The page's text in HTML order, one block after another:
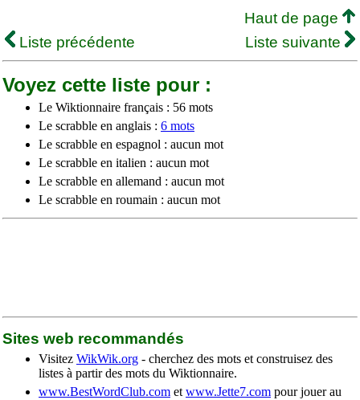
Haut de page
Liste précédente
Liste suivante
Voyez cette liste pour :
Le Wiktionnaire français : 56 mots
Le scrabble en anglais : 6 mots
Le scrabble en espagnol : aucun mot
Le scrabble en italien : aucun mot
Le scrabble en allemand : aucun mot
Le scrabble en roumain : aucun mot
Sites web recommandés
Visitez WikWik.org - cherchez des mots et construisez des
listes à partir des mots du Wiktionnaire.
www.BestWordClub.com et www.Jette7.com pour jouer au